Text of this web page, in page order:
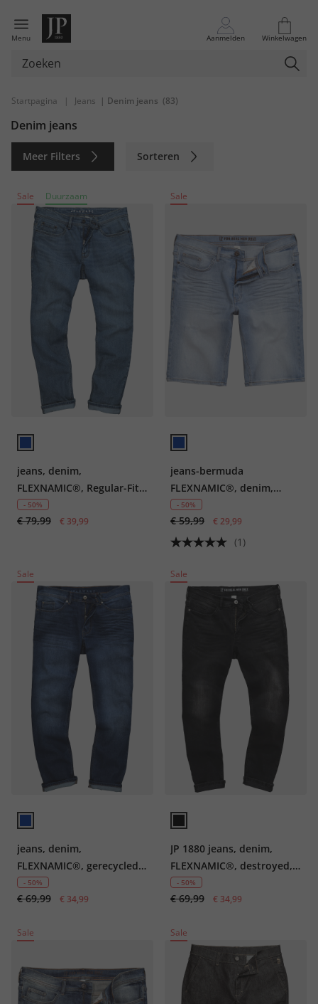
Menu Aanmelden Winkelwagen
Startpagina | Jeans | Denim jeans (83)
Denim jeans
Meer Filters Sorteren
Sale Duurzaam
jeans, denim,
FLEXNAMIC®, Regular-Fit,
vintage look, OCS-
gecertificeerd biologisch
- 50%
€ 79,99 € 39,99
Sale
jeans-bermuda
FLEXNAMIC®, denim,
Straight Fit, 5-pocket, tot
maat 72
- 50%
€ 59,99 € 29,99
(1)
Sale
jeans, denim,
FLEXNAMIC®, gerecyclede
PET-flessen
- 50%
€ 69,99 € 34,99
Sale
JP 1880 jeans, denim,
FLEXNAMIC®, destroyed,
Straight Fit, 5-pocket, tot
mt. 36/72
- 50%
€ 69,99 € 34,99
Sale Sale